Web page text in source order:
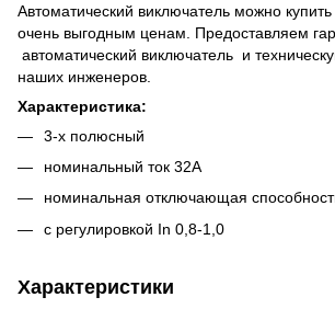
Автоматический виключатель можно
очень выгодным ценам. Предоставляем
автоматический виключатель и
наших инженеров.
Характеристика:
3-х полюсный
номинальный ток 32A
номинальная отключающая
с регулировкой In 0,8-1,0
Характеристики